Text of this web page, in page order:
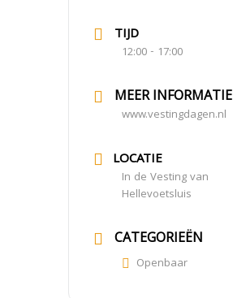
TIJD
12:00 - 17:00
MEER INFORMATIE
www.vestingdagen.nl
LOCATIE
In de Vesting van
Hellevoetsluis
CATEGORIEËN
Openbaar